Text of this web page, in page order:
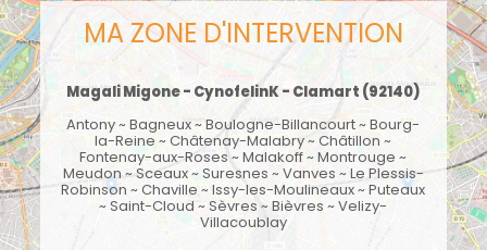
MA ZONE D'INTERVENTION
Magali Migone - CynofelinK -Clamart (92140)
Antony~Bagneux~Boulogne-Billancourt~ Bourg-
la-Reine ~ Châtenay-Malabry ~Châtillon ~
Fontenay-aux-Roses ~Malakoff~Montrouge ~
Meudon~Sceaux~Suresnes ~Vanves ~Le Plessis-
Robinson ~Chaville ~ Issy-les-Moulineaux ~Puteaux
~ Saint-Cloud ~ Sèvres ~ Bièvres ~ Velizy-
Villacoublay